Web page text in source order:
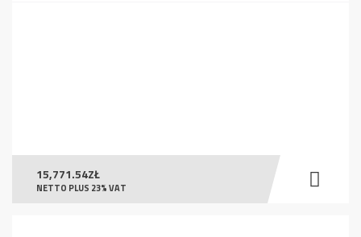
15,771.54ZŁ
NETTO PLUS 23% VAT